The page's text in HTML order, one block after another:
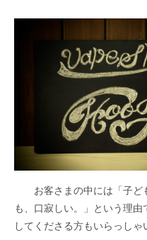
お客さまの中には「子ど
も、口寂しい。」という理
してくださる方もいらっしゃ